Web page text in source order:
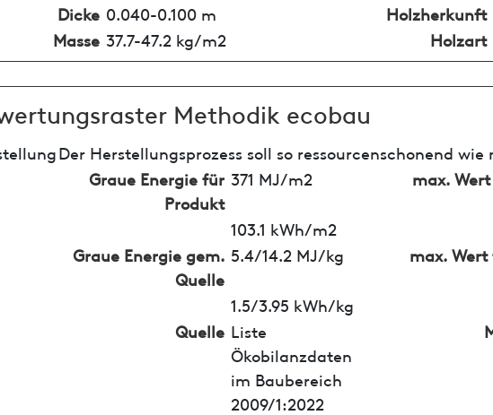
Dicke 0.040-0.100 m
Holzherkunft
Masse 37.7-47.2 kg/m2 Holzart
Methodik ecobau
Der Herstellungsprozess soll so ressourcenschonend
Graue Energie für
Produkt
371 MJ/m2 max.
103.1 kWh/m2
Graue Energie gem.
Quelle
5.4/14.2 MJ/kg max.
1.5/3.95 kWh/kg
Quelle Liste
Ökobilanzdaten
im Baubereich
2009/1:2022